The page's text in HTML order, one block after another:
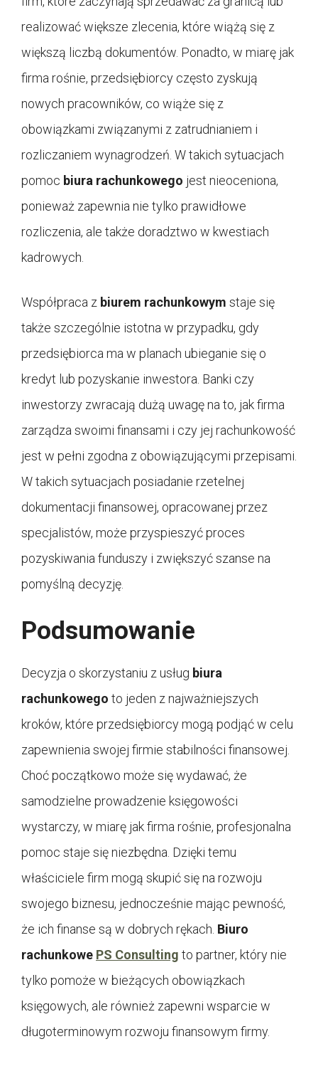
realizować większe zlecenia, które wiążą się z
większą liczbą dokumentów. Ponadto, w miarę jak
firma rośnie, przedsiębiorcy często zyskują
nowych pracowników, co wiąże się z
obowiązkami związanymi z zatrudnianiem i
rozliczaniem wynagrodzeń. W takich sytuacjach
pomoc biura rachunkowego jest nieoceniona,
ponieważ zapewnia nie tylko prawidłowe
rozliczenia, ale także doradztwo w kwestiach
kadrowych.
Współpraca z biurem rachunkowym staje się
także szczególnie istotna w przypadku, gdy
przedsiębiorca ma w planach ubieganie się o
kredyt lub pozyskanie inwestora. Banki czy
inwestorzy zwracają dużą uwagę na to, jak firma
zarządza swoimi finansami i czy jej rachunkowość
jest w pełni zgodna z obowiązującymi przepisami.
W takich sytuacjach posiadanie rzetelnej
dokumentacji finansowej, opracowanej przez
specjalistów, może przyspieszyć proces
pozyskiwania funduszy i zwiększyć szanse na
pomyślną decyzję.
Podsumowanie
Decyzja o skorzystaniu z usług biura
rachunkowego to jeden z najważniejszych
kroków, które przedsiębiorcy mogą podjąć w celu
zapewnienia swojej firmie stabilności finansowej.
Choć początkowo może się wydawać, że
samodzielne prowadzenie księgowości
wystarczy, w miarę jak firma rośnie, profesjonalna
pomoc staje się niezbędna. Dzięki temu
właściciele firm mogą skupić się na rozwoju
swojego biznesu, jednocześnie mając pewność,
że ich finanse są w dobrych rękach. Biuro
rachunkowe PS Consulting to partner, który nie
tylko pomoże w bieżących obowiązkach
księgowych, ale również zapewni wsparcie w
długoterminowym rozwoju finansowym firmy.